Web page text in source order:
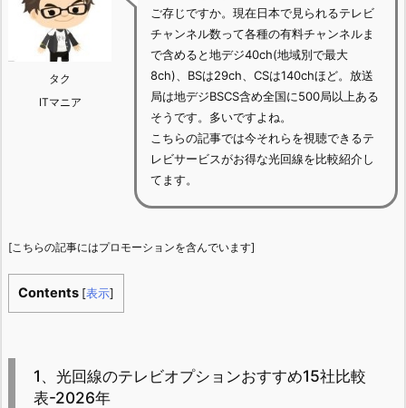
タク
ITマニア
ご存じですか。現在日本で見られるテレビ
チャンネル数って各種の有料チャンネルま
で含めると地デジ40ch(地域別で最大
8ch)、BSは29ch、CSは140chほど。放送
局は地デジBSCS含め全国に500局以上ある
そうです。多いですよね。
こちらの記事では今それらを視聴できるテ
レビサービスがお得な光回線を比較紹介し
てます。
[こちらの記事にはプロモーションを含んでいます]
Contents [表示]
1、光回線のテレビオプションおすすめ15社比較
表-2026年